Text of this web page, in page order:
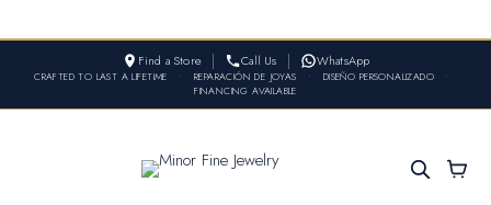
Find a Store Call Us WhatsApp
CRAFTED TO LAST A LIFETIME • REPARACIÓN DE JOYAS • DISEÑO PERSONALIZADO
•
FINANCING AVAILABLE